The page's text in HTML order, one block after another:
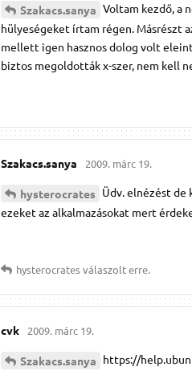
Szakacs.​sanya Voltam kezdő, a
hülyeségeket írtam régen. Másrészt
mellett igen hasznos dolog volt
biztos megoldották x-szer, nem kell
Szakacs.​sanya 2009. márc 19.
hysterocrates Üdv. elnézést de
ezeket az alkalmazásokat mert
hysterocratesválaszolt erre.
cvk 2009. márc 19.
Szakacs.​sanya https://